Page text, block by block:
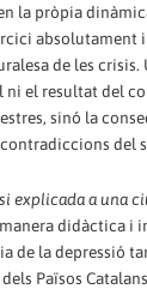
la pròpia
absolutament
de les crisis.
ni el resultat del
sinó la
del
explicada a una
didàctica i
de la depressió
Països